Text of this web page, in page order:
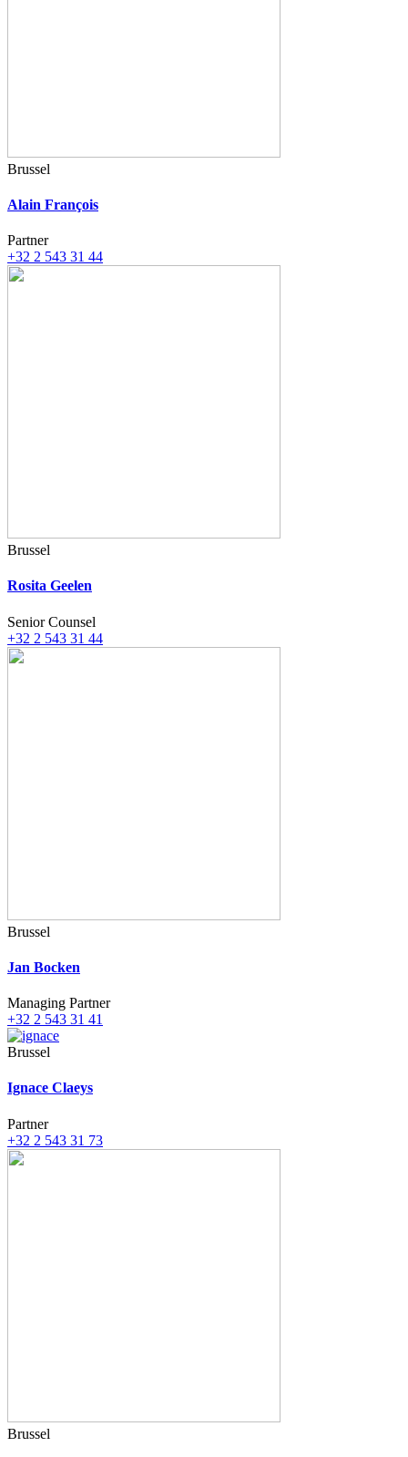
Brussel
Alain François
Partner
+32 2 543 31 44
Brussel
Rosita Geelen
Senior Counsel
+32 2 543 31 44
Brussel
Jan Bocken
Managing Partner
+32 2 543 31 41
Brussel
Ignace Claeys
Partner
+32 2 543 31 73
Brussel